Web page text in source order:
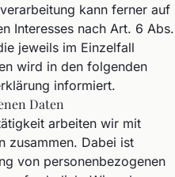
kann ferner auf
Interesses nach Art. 6 Abs.
jeweils im Einzelfall
wird in den folgenden
informiert.
Daten
arbeiten wir mit
zusammen. Dabei ist
von personenbezogenen